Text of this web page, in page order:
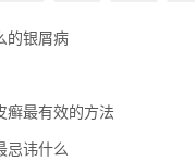
的银屑病
癣最有效的方法
忌讳什么